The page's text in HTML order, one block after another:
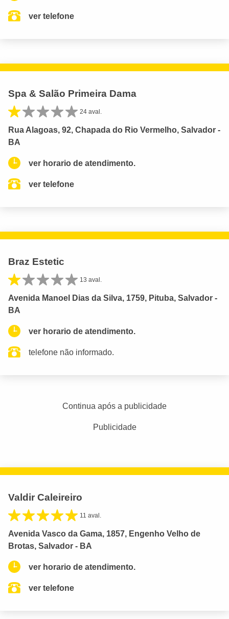
ver telefone
Spa & Salão Primeira Dama
24 aval.
Rua Alagoas, 92, Chapada do Rio Vermelho, Salvador -
BA
ver horario de atendimento.
ver telefone
Braz Estetic
13 aval.
Avenida Manoel Dias da Silva, 1759, Pituba, Salvador -
BA
ver horario de atendimento.
telefone não informado.
Continua após a publicidade
Publicidade
Valdir Caleireiro
11 aval.
Avenida Vasco da Gama, 1857, Engenho Velho de
Brotas, Salvador - BA
ver horario de atendimento.
ver telefone